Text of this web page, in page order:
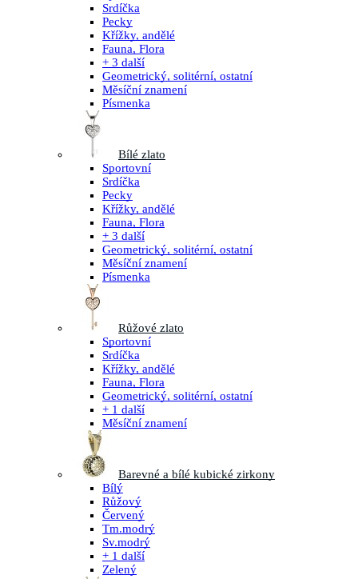
Srdíčka
Pecky
Křížky, andělé
Fauna, Flora
+ 3 další
Geometrický, solitérní, ostatní
Měsíční znamení
Písmenka
Bílé zlato
Sportovní
Srdíčka
Pecky
Křížky, andělé
Fauna, Flora
+ 3 další
Geometrický, solitérní, ostatní
Měsíční znamení
Písmenka
Růžové zlato
Sportovní
Srdíčka
Křížky, andělé
Fauna, Flora
Geometrický, solitérní, ostatní
+ 1 další
Měsíční znamení
Barevné a bílé kubické zirkony
Bílý
Růžový
Červený
Tm.modrý
Sv.modrý
+ 1 další
Zelený